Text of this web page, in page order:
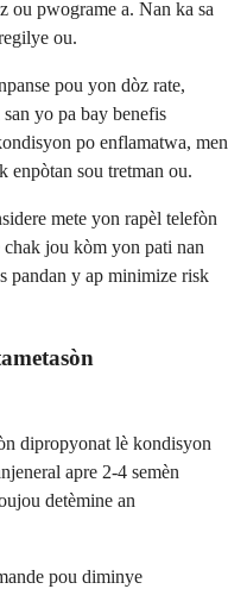
ou pwograme a. Nan ka sa
ou.
pou yon dòz rate,
yo pa bay benefis
po enflamatwa, men
enpòtan sou tretman ou.
mete yon rapèl telefòn
jou kòm yon pati nan
pandan y ap minimize risk
dipropyonat lè kondisyon
apre 2-4 semèn
detèmine an
pou diminye